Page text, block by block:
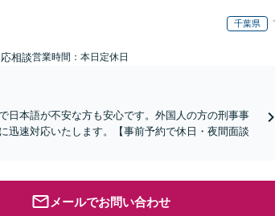
千葉県
相談営業時間：本日定休日
日本語が不安な方も安心です。外国人の方の刑事事
迅速対応いたします。【事前予約で休日・夜間面談
メールでお問い合わせ